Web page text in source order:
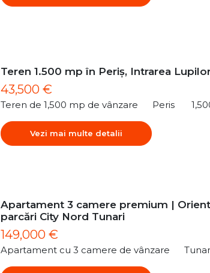
Teren 1.500 mp în Periș, Intrarea
43,500 €
Teren de 1,500 mp de vânzare Peris
Vezi mai multe detalii
Apartament 3 camere premium |
parcări City Nord Tunari
149,000 €
Apartament cu 3 camere de vânzare